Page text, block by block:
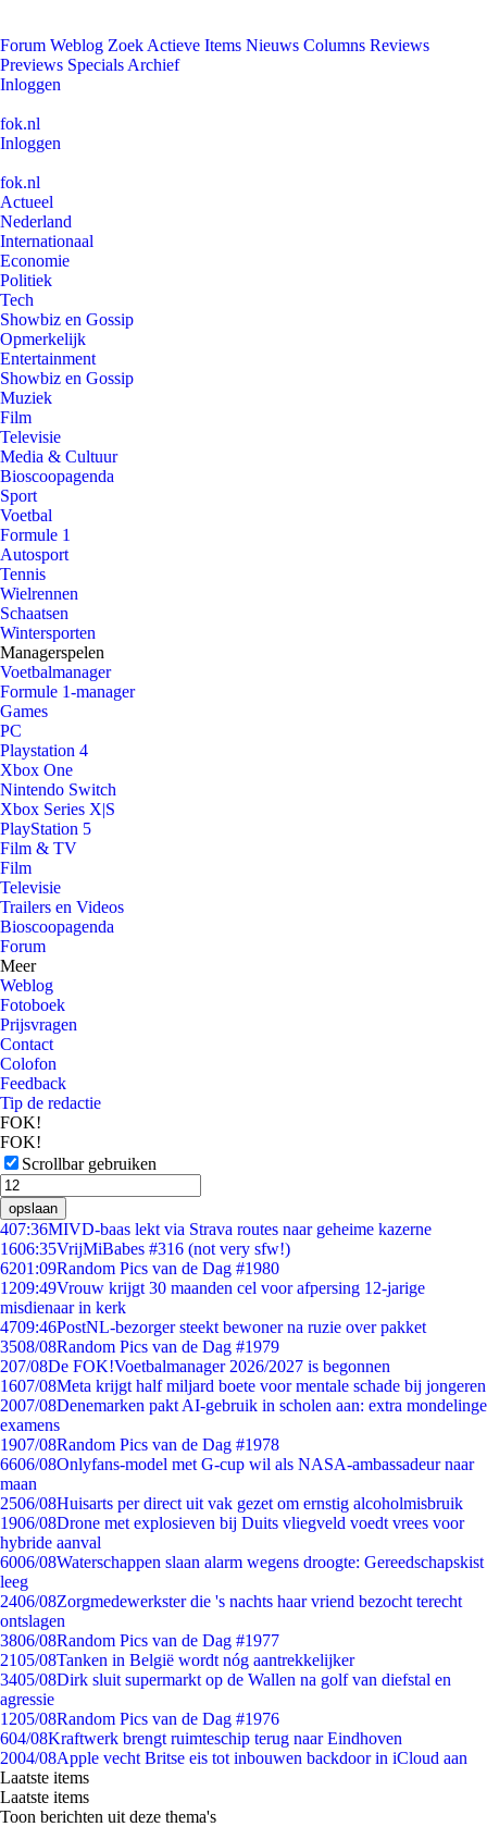
Forum Weblog Zoek Actieve Items Nieuws Columns Reviews
Previews Specials Archief
Inloggen
fok.nl
Inloggen
fok.nl
Actueel
Nederland
Internationaal
Economie
Politiek
Tech
Showbiz en Gossip
Opmerkelijk
Entertainment
Showbiz en Gossip
Muziek
Film
Televisie
Media & Cultuur
Bioscoopagenda
Sport
Voetbal
Formule 1
Autosport
Tennis
Wielrennen
Schaatsen
Wintersporten
Managerspelen
Voetbalmanager
Formule 1-manager
Games
PC
Playstation 4
Xbox One
Nintendo Switch
Xbox Series X|S
PlayStation 5
Film & TV
Film
Televisie
Trailers en Videos
Bioscoopagenda
Forum
Meer
Weblog
Fotoboek
Prijsvragen
Contact
Colofon
Feedback
Tip de redactie
FOK!
FOK!
Scrollbar gebruiken
opslaan
407:36MIVD-baas lekt via Strava routes naar geheime kazerne
1606:35VrijMiBabes #316 (not very sfw!)
6201:09Random Pics van de Dag #1980
1209:49Vrouw krijgt 30 maanden cel voor afpersing 12-jarige
misdienaar in kerk
4709:46PostNL-bezorger steekt bewoner na ruzie over pakket
3508/08Random Pics van de Dag #1979
207/08De FOK!Voetbalmanager 2026/2027 is begonnen
1607/08Meta krijgt half miljard boete voor mentale schade bij jongeren
2007/08Denemarken pakt AI-gebruik in scholen aan: extra mondelinge
examens
1907/08Random Pics van de Dag #1978
6606/08Onlyfans-model met G-cup wil als NASA-ambassadeur naar
maan
2506/08Huisarts per direct uit vak gezet om ernstig alcoholmisbruik
1906/08Drone met explosieven bij Duits vliegveld voedt vrees voor
hybride aanval
6006/08Waterschappen slaan alarm wegens droogte: Gereedschapskist
leeg
2406/08Zorgmedewerkster die 's nachts haar vriend bezocht terecht
ontslagen
3806/08Random Pics van de Dag #1977
2105/08Tanken in België wordt nóg aantrekkelijker
3405/08Dirk sluit supermarkt op de Wallen na golf van diefstal en
agressie
1205/08Random Pics van de Dag #1976
604/08Kraftwerk brengt ruimteschip terug naar Eindhoven
2004/08Apple vecht Britse eis tot inbouwen backdoor in iCloud aan
Laatste items
Laatste items
Toon berichten uit deze thema's